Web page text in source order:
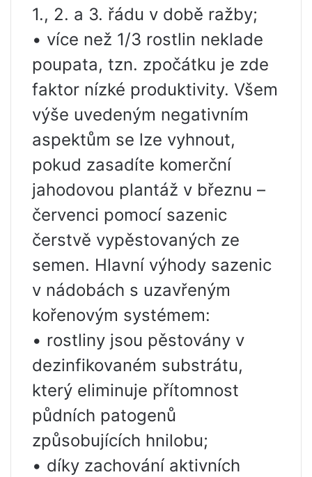
1., 2. a 3. řádu v době ražby;
• více než 1/3 rostlin neklade
poupata, tzn. zpočátku je zde
faktor nízké produktivity. Všem
výše uvedeným negativním
aspektům se lze vyhnout,
pokud zasadíte komerční
jahodovou plantáž v březnu –
červenci pomocí sazenic
čerstvě vypěstovaných ze
semen. Hlavní výhody sazenic
v nádobách s uzavřeným
kořenovým systémem:
• rostliny jsou pěstovány v
dezinfikovaném substrátu,
který eliminuje přítomnost
půdních patogenů
způsobujících hnilobu;
• díky zachování aktivních